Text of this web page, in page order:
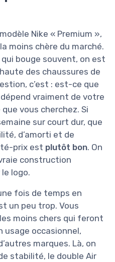
Nike « Premium »,
moins chère du marché.
bouge souvent, on est
des chaussures de
c’est : est-ce que
vraiment de votre
vous cherchez. Si
sur court dur, que
d’amorti et de
prix est plutôt bon. On
construction
logo.
fois de temps en
un peu trop. Vous
moins chers qui feront
usage occasionnel,
marques. Là, on
stabilité, le double Air